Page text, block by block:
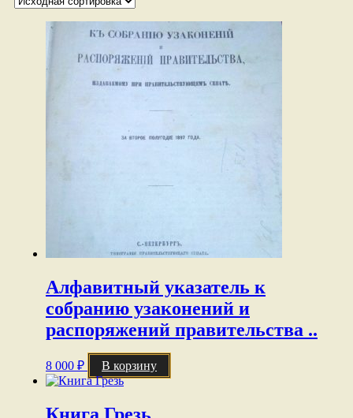
Алфавитный указатель к
собранию узаконений и
распоряжений правительства ..
8 000 ₽ В корзину